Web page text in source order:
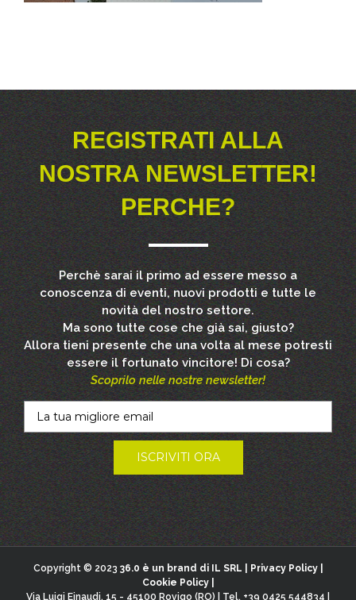
REGISTRATI ALLA
NOSTRA NEWSLETTER!
PERCHE?
Perchè sarai il primo ad essere messo a
conoscenza di eventi, nuovi prodotti e tutte le
novità del nostro settore.
Ma sono tutte cose che già sai, giusto?
Allora tieni presente che una volta al mese potresti
essere il fortunato vincitore! Di cosa?
Scoprilo nelle nostre newsletter!
Copyright © 2023 36.0 è un brand di IL SRL | Privacy Policy|
Cookie Policy|
Via Luigi Einaudi, 15 - 45100 Rovigo (RO) | Tel. +39 0425 544834 |